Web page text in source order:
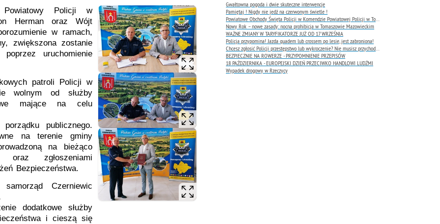
Policji w
Herman oraz Wójt
w ramach,
zwiększona zostanie
uruchomienie
patroli Policji w
wolnym od służby
mające na celu
publicznego.
na terenie gminy
na bieżąco
oraz zgłoszeniami
Bezpieczeństwa.
Czerniewic
dodatkowe służby
i cieszą się
Gwałtowna pogoda i dwie skuteczne interwencje
Pamiętaj ! Nigdy nie jedź na czerwonym świetle !
Powiatowe Obchody Święta Policji w Komendzie Powiatowej Policji w Tomaszowie Mazowieckim
Nowy Rok – nowe zasady: nocna prohibicja w Tomaszowie Mazowieckim
WAŻNE ZMIANY W TARYFIKATORZE JUŻ OD 17 WRZEŚNIA
Policja przypomina! Jazda quadem lub crossem po lesie, jest zabroniona!
Chcesz zgłosić Policji przestępstwo lub wykroczenie? Nie musisz przychodzić do komendy !
BEZPIECZNIE NA ROWERZE - PRZYPOMNIENIE PRZEPISÓW
18 PAŹDZIERNIKA - EUROPEJSKI DZIEŃ PRZECIWKO HANDLOWI LUDŹMI
Wypadek drogowy w Rzeczycy